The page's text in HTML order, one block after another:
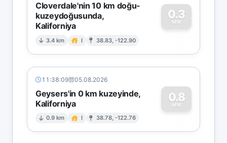
Cloverdale'nin 10 km doğu-
kuzeydoğusunda,
Kaliforniya
3.4 km I 38.83, -122.90
0.3
MW
0
11:38:09 05.08.2026
Geysers'in 0 km kuzeyinde,
Kaliforniya
0.9 km I 38.78, -122.76
0.8
MW
0